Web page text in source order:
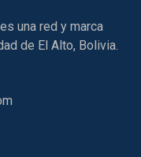
una red y marca
de El Alto, Bolivia.